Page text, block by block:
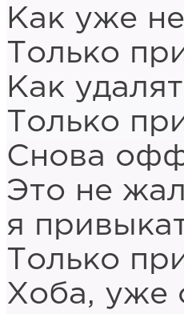
Как уже
Только
Как
Только
Снова
Это не
я
Только
Хоба, уже